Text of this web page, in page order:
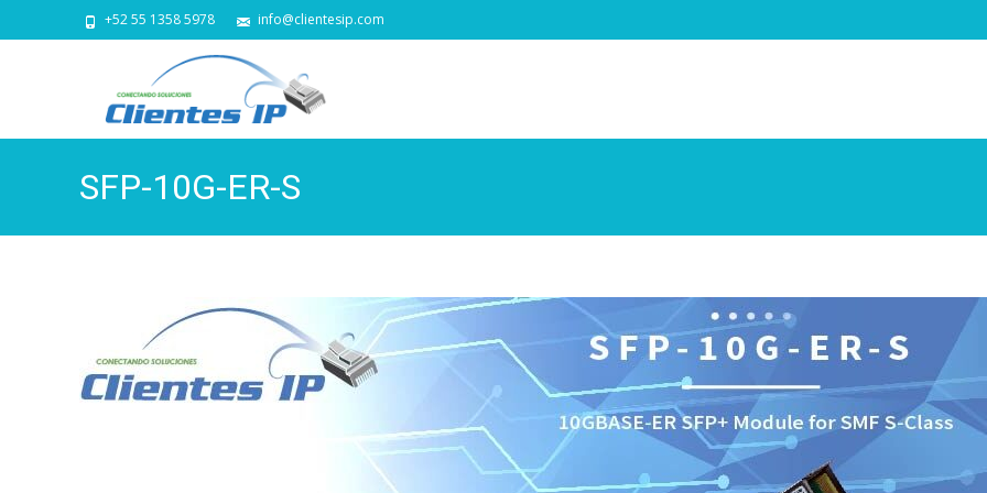
+52 55 1358 5978 info@clientesip.com
SFP-10G-ER-S